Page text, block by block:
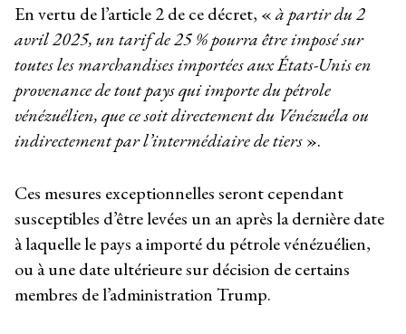
En vertu de l’article 2 de ce décret, «à partir du 2
avril 2025, un tarif de 25 % pourra être imposé sur
toutes les marchandises importées aux États-Unis en
provenance de tout pays qui importe du pétrole
vénézuélien, que ce soit directement du Vénézuéla ou
indirectement par l’intermédiaire de tiers».
Ces mesures exceptionnelles seront cependant
susceptibles d’être levées un an après la dernière date
à laquelle le pays a importé du pétrole vénézuélien,
ou à une date ultérieure sur décision de certains
membres de l’administration Trump.